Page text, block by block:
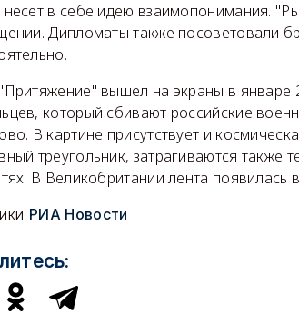
в себе идею взаимопонимания.
Дипломаты также посоветовали
вышел на экраны в январе
который сбивают российские
В картине присутствует и
треугольник, затрагиваются
В Великобритании лента появилась
РИА Новости